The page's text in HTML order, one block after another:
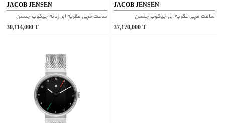
JACOB JENSEN
ساعت مچی عقربه ای زنانه جیکوب جنسن
30,114,000
JACOB JENSEN
ساعت مچی عقربه ای جیکوب جنسن
37,170,000